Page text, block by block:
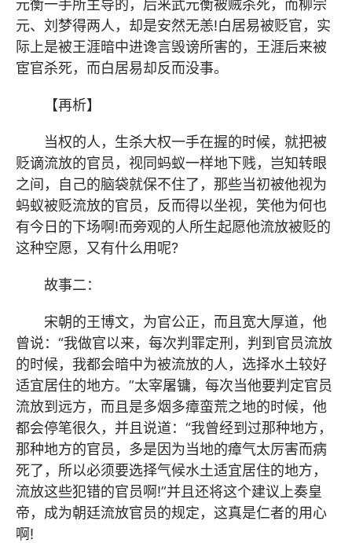
元衡一手所主导的，后来武元衡被贼杀死，而柳宗
元、刘梦得两人，却是安然无恙!白居易被贬官，实
际上是被王涯暗中进谗言毁谤所害的，王涯后来被
宦官杀死，而白居易却反而没事。
【再析】
当权的人，生杀大权一手在握的时候，就把被
贬谪流放的官员，视同蚂蚁一样地下贱，岂知转眼
之间，自己的脑袋就保不住了，那些当初被他视为
蚂蚁被贬流放的官员，反而得以坐视，笑他为何也
有今日的下场啊!而旁观的人所生起愿他流放被贬的
这种空愿，又有什么用呢?
故事二：
宋朝的王博文，为官公正，而且宽大厚道，他
曾说：“我做官以来，每次判罪定刑，判到官员流放
的时候，我都会暗中为被流放的人，选择水土较好
适宜居住的地方。 ”太宰屠镛，每次当他要判定官员
流放到远方， 而且是多烟多瘴蛮荒之地的时候，他
都会停笔很久，并 且说道： “我曾经到过那种地方，
那种地方的官员，多是因为当地的瘴气太厉害而病
死了，所以必须要选择气候水土适宜居住的地方，
流放这些犯错的官员啊!”并且还将这个建议上奏皇
帝，成为朝廷流放官员的规定， 这真是仁者的用心
啊!